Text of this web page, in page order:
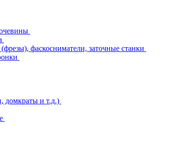
фаскосниматели, заточные станки
домкраты и т.д.)